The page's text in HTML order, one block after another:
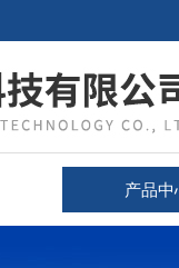
产品中